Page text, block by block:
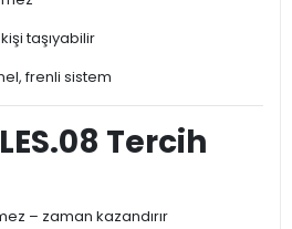
taşıyabilir
frenli sistem
Tercih
– zaman kazandırır